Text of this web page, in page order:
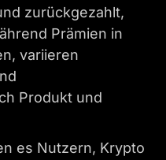
zurückgezahlt,
Prämien in
variieren
Produkt und
es Nutzern, Krypto